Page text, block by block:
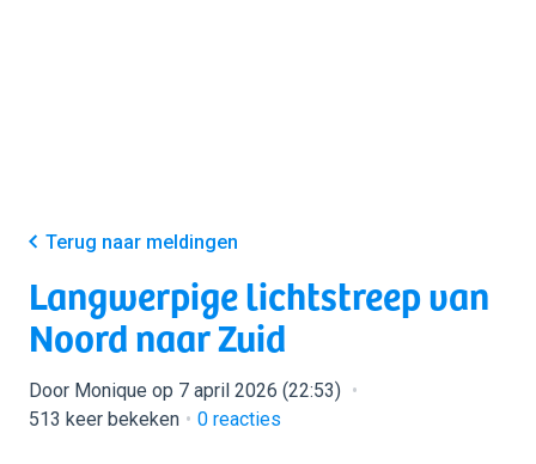
Terug naar meldingen
Langwerpige lichtstreep van
Noord naar Zuid
Door Monique op 7 april 2026 (22:53)
513 keer bekeken
0 reacties